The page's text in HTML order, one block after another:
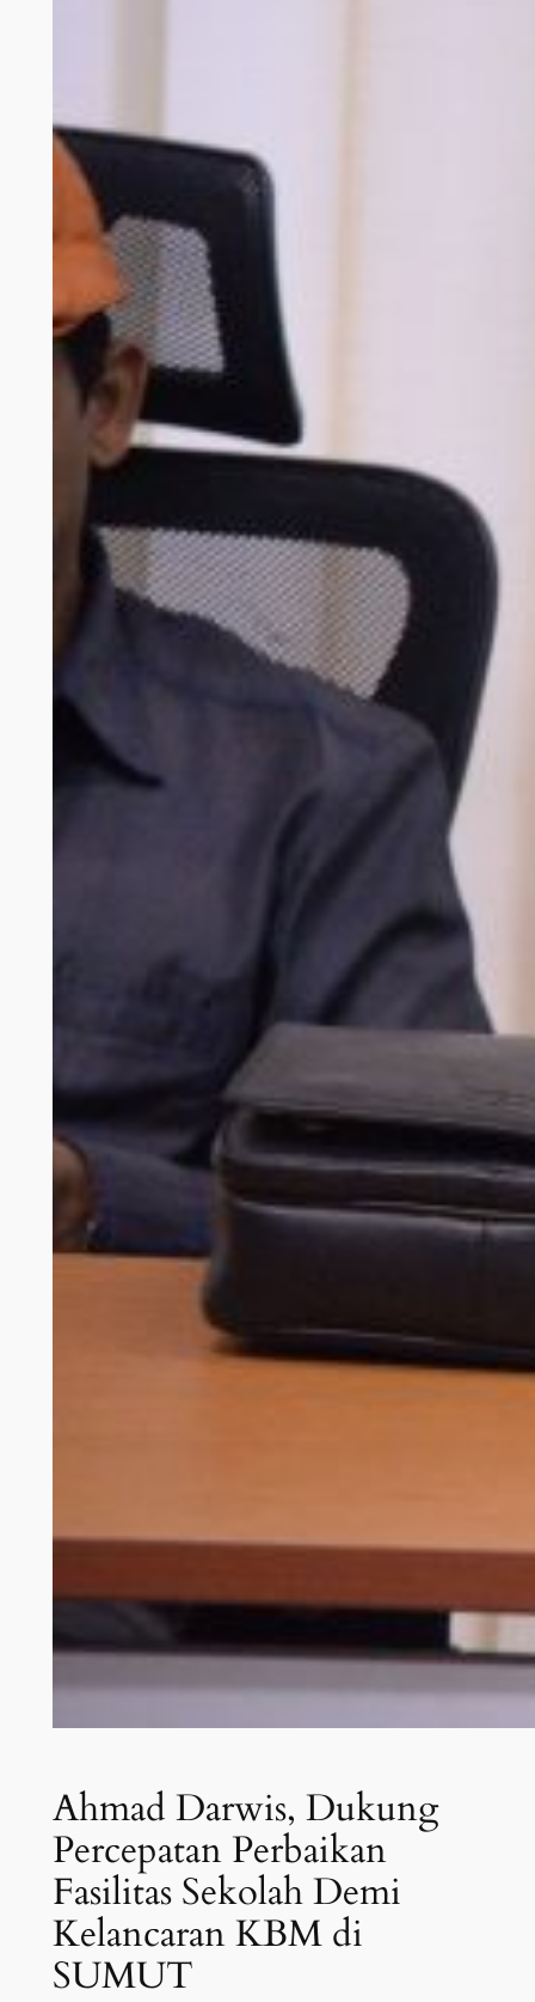
Ahmad Darwis, Dukung
Percepatan Perbaikan
Fasilitas Sekolah Demi
Kelancaran KBM di
SUMUT